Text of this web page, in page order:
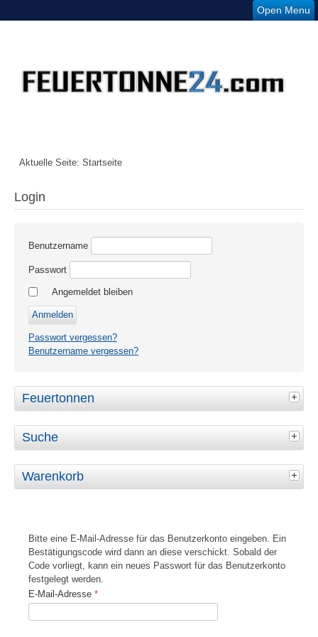
Open Menu
Aktuelle Seite: Startseite
Login
Benutzername
Passwort
Angemeldet bleiben
Passwort vergessen?
Benutzername vergessen?
Feuertonnen
Suche
Warenkorb
Bitte eine E-Mail-Adresse für das Benutzerkonto eingeben. Ein
Bestätigungscode wird dann an diese verschickt. Sobald der
Code vorliegt, kann ein neues Passwort für das Benutzerkonto
festgelegt werden.
E-Mail-Adresse *